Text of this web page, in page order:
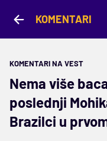
KOMENTARI
KOMENTARI NA VEST
Nema više
poslednji
Brazilci u